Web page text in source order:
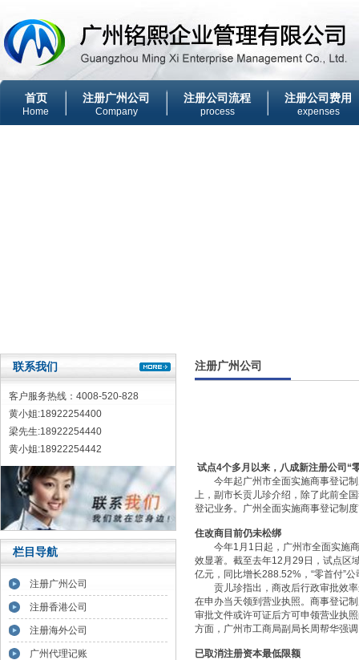
首页
Home
注册广州公司
Company
注册公司流程
process
注册公司费用
expenses
联系我们
客户服务热线：4008-520-828
黄小姐:18922254400
梁先生:18922254440
黄小姐:18922254442
栏目导航
注册广州公司
注册香港公司
注册海外公司
广州代理记账
注册广州公司
试点4个多月以来，八成新注册公司“
今年起广州市全面实施商事登记制
上，副市长贡儿珍介绍，除了此前全
登记业务。广州全面实施商事登记制
住改商目前仍未松绑
今年1月1日起，广州市全面实施商
效显著。截至去年12月29日，试点区
亿元，同比增长288.52%，“零首付”
贡儿珍指出，商改后行政审批效率
在申办当天领到营业执照。商事登记
审批文件或许可证后方可申领营业执
方面，广州市工商局副局长周帮华强
已取消注册资本最低限额